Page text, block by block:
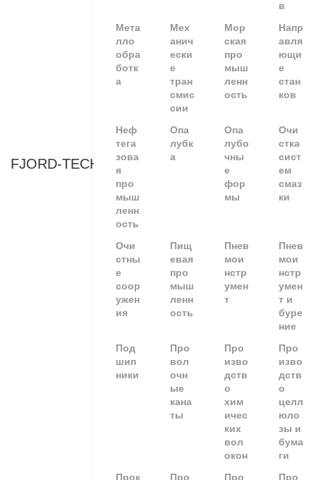
FJORD-TECHNOLOGY
в
Мета
лло
обра
ботк
а
Мех
анич
ески
е
тран
смис
сии
Мор
ская
про
мыш
ленн
ость
Напр
авля
ющи
е
стан
ков
Неф
тега
зова
я
про
мыш
ленн
ость
Опа
лубк
а
Опа
лубо
чны
е
фор
мы
Очи
стка
сист
ем
смаз
ки
Очи
стны
е
соор
ужен
ия
Пищ
евая
про
мыш
ленн
ость
Пнев
мои
нстр
умен
т
Пнев
мои
нстр
умен
т и
буре
ние
Под
шип
ники
Про
вол
очн
ые
кана
ты
Про
изво
дств
о
хим
ичес
ких
вол
окон
Про
изво
дств
о
целл
юло
зы и
бума
ги
Прок Про Про Про